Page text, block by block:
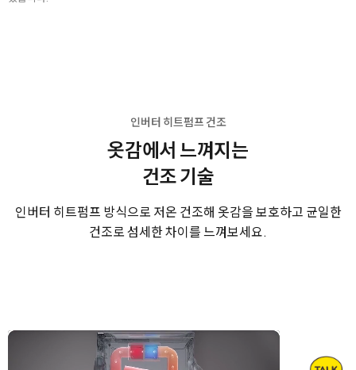
인버터 히트펌프 건조
옷감에서 느껴지는
건조 기술
인버터 히트펌프 방식으로 저온 건조해 옷감을 보호하고 균일한
건조로 섬세한 차이를 느껴보세요.